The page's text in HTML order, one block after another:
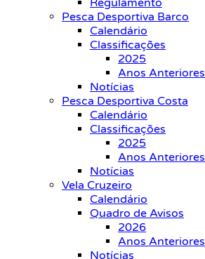
Regulamento
Pesca Desportiva Barco
Calendário
Classificações
2025
Anos Anteriores
Notícias
Pesca Desportiva Costa
Calendário
Classificações
2025
Anos Anteriores
Notícias
Vela Cruzeiro
Calendário
Quadro de Avisos
2026
Anos Anteriores
Notícias